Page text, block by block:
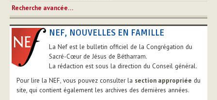
Recherche avancée…
NEF, NOUVELLES EN FAMILLE
La Nef est le bulletin officiel de la Congrégation du
Sacré-Cœur de Jésus de Bétharram.
La rédaction est sous la direction du Conseil général.
Pour lire la NEF, vous pouvez consulter la section appropriée du
site, qui contient également les archives des dernières années.